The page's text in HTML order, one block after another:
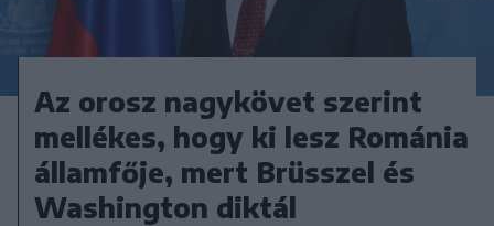
Az orosz nagykövet szerint
mellékes, hogy ki lesz Románia
államfője, mert Brüsszel és
Washington diktál